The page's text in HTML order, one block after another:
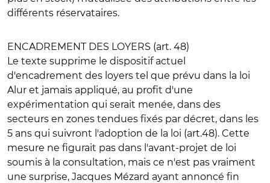
différents réservataires.
ENCADREMENT DES LOYERS (art. 48)
Le texte supprime le dispositif actuel
d'encadrement des loyers tel que prévu dans la loi
Alur et jamais appliqué, au profit d'une
expérimentation qui serait menée, dans des
secteurs en zones tendues fixés par décret, dans les
5 ans qui suivront l'adoption de la loi (art.48). Cette
mesure ne figurait pas dans l'avant-projet de loi
soumis à la consultation, mais ce n'est pas vraiment
une surprise, Jacques Mézard ayant annoncé fin